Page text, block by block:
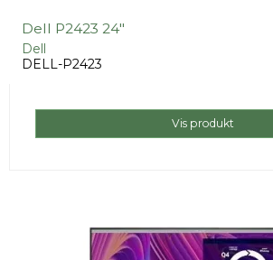
Dell P2423 24"
Dell
DELL-P2423
Vis produkt